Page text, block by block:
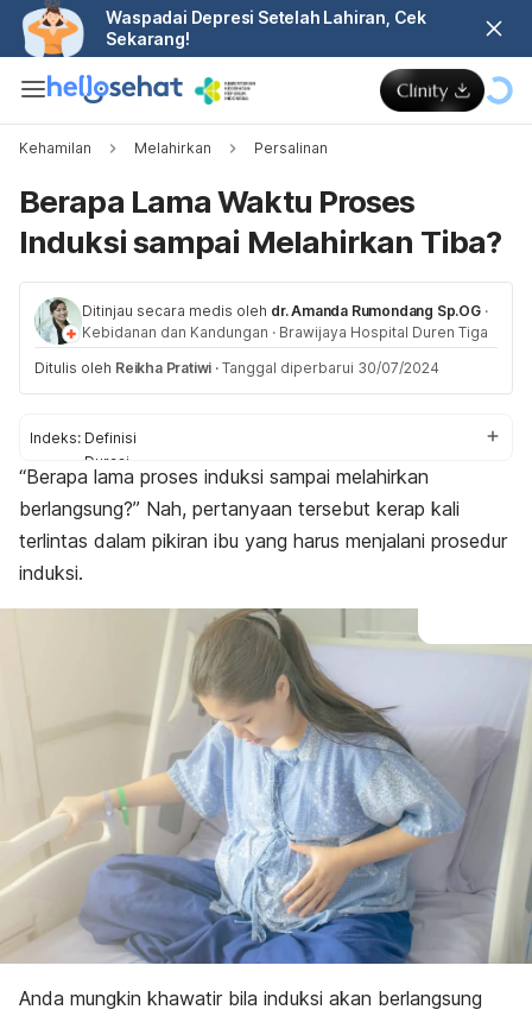
Waspadai Depresi Setelah Lahiran, Cek
Sekarang!
Kehamilan Melahirkan Persalinan
Berapa Lama Waktu Proses
Induksi sampai Melahirkan Tiba?
Ditinjau secara medis oleh dr. Amanda Rumondang Sp.OG ·
Kebidanan dan Kandungan · Brawijaya Hospital Duren Tiga
Ditulis oleh Reikha Pratiwi · Tanggal diperbarui 30/07/2024
Indeks: Definisi
Durasi
Alasan
Metode
“Berapa lama proses induksi sampai melahirkan
berlangsung?” Nah, pertanyaan tersebut kerap kali
terlintas dalam pikiran ibu yang harus menjalani prosedur
induksi.
Anda mungkin khawatir bila induksi akan berlangsung